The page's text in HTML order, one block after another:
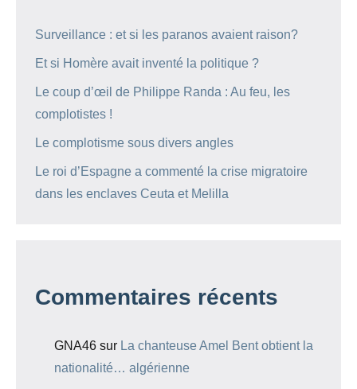
Surveillance : et si les paranos avaient raison?
Et si Homère avait inventé la politique ?
Le coup d’œil de Philippe Randa : Au feu, les
complotistes !
Le complotisme sous divers angles
Le roi d’Espagne a commenté la crise migratoire
dans les enclaves Ceuta et Melilla
Commentaires récents
GNA46 sur La chanteuse Amel Bent obtient la
nationalité… algérienne